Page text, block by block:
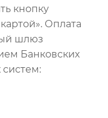
кнопку
Оплата
шлюз
Банковских